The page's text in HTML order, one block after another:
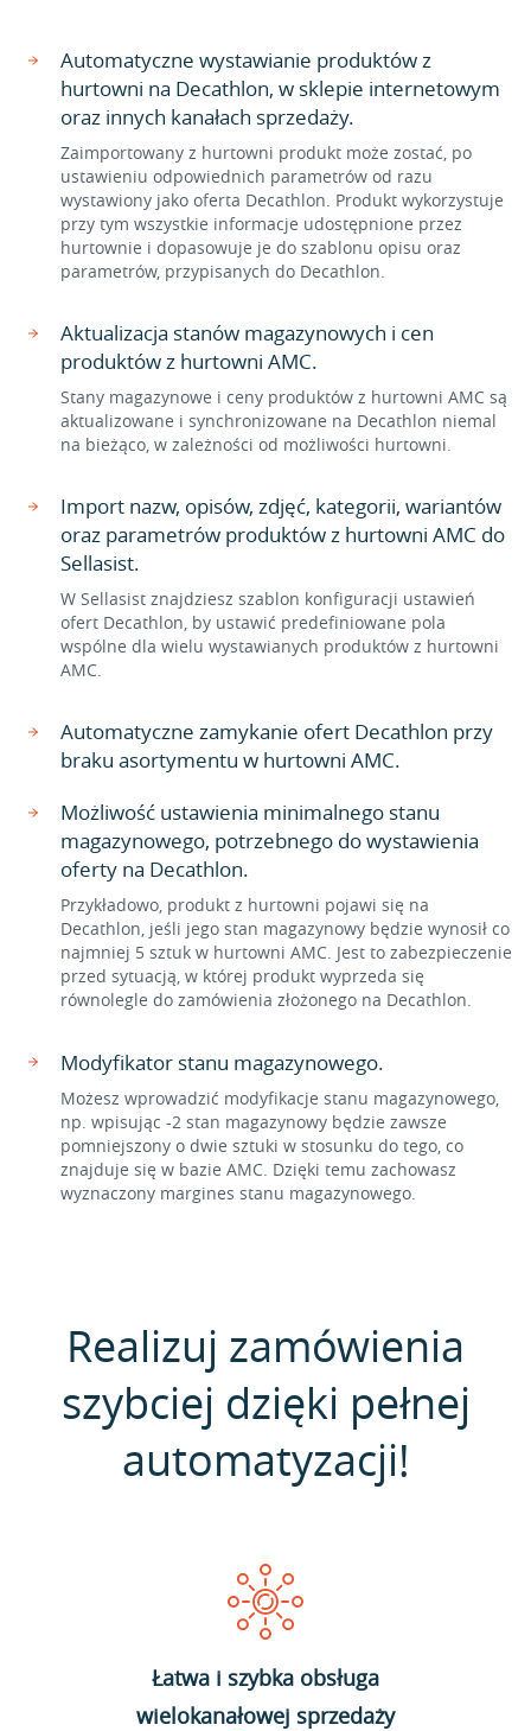
Automatyczne wystawianie produktów z
hurtowni na Decathlon, w sklepie internetowym
oraz innych kanałach sprzedaży.
Zaimportowany z hurtowni produkt może zostać, po
ustawieniu odpowiednich parametrów od razu
wystawiony jako oferta Decathlon. Produkt wykorzystuje
przy tym wszystkie informacje udostępnione przez
hurtownie i dopasowuje je do szablonu opisu oraz
parametrów, przypisanych do Decathlon.
Aktualizacja stanów magazynowych i cen
produktów z hurtowni AMC.
Stany magazynowe i ceny produktów z hurtowni AMC są
aktualizowane i synchronizowane na Decathlon niemal
na bieżąco, w zależności od możliwości hurtowni.
Import nazw, opisów, zdjęć, kategorii, wariantów
oraz parametrów produktów z hurtowni AMC do
Sellasist.
W Sellasist znajdziesz szablon konfiguracji ustawień
ofert Decathlon, by ustawić predefiniowane pola
wspólne dla wielu wystawianych produktów z hurtowni
AMC.
Automatyczne zamykanie ofert Decathlon przy
braku asortymentu w hurtowni AMC.
Możliwość ustawienia minimalnego stanu
magazynowego, potrzebnego do wystawienia
oferty na Decathlon.
Przykładowo, produkt z hurtowni pojawi się na
Decathlon, jeśli jego stan magazynowy będzie wynosił co
najmniej 5 sztuk w hurtowni AMC. Jest to zabezpieczenie
przed sytuacją, w której produkt wyprzeda się
równolegle do zamówienia złożonego na Decathlon.
Modyfikator stanu magazynowego.
Możesz wprowadzić modyfikacje stanu magazynowego,
np. wpisując -2 stan magazynowy będzie zawsze
pomniejszony o dwie sztuki w stosunku do tego, co
znajduje się w bazie AMC. Dzięki temu zachowasz
wyznaczony margines stanu magazynowego.
Realizuj zamówienia
szybciej dzięki pełnej
automatyzacji!
Łatwa i szybka obsługa
wielokanałowej sprzedaży